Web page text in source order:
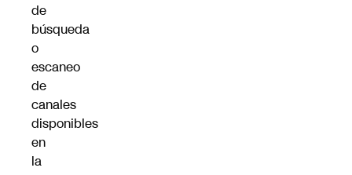
de
búsqueda
o
escaneo
de
canales
disponibles
en
la